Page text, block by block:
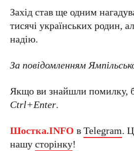
Захід став ще одним
тисячі українських родин,
надію.
За повідомленням
Якщо ви знайшли помилку,
Ctrl+Enter.
Шостка.INFO вTelegram.
нашусторінку!